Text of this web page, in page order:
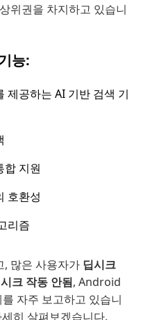
위권을 차지하고 있습니
능:
제공하는 AI 기반 검색 기
합 지원
호환성
리즘
, 많은 사용자가 딥시크
크 작동 안됨, Android
자주 보고하고 있습니
히 살펴보겠습니다.